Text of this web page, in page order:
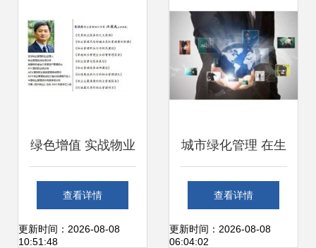
绿色增值 实战物业
管理培训如何优化
城市绿化管理
查看详情
更新时间：2026-08-08
10:51:48
城市绿化管理 在生
态与成本间优化城
市的产品库
查看详情
更新时间：2026-08-08
06:04:02